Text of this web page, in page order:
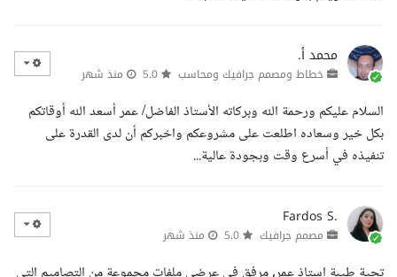
محمد أ.
خطاط ومصمم جرافيك ومحاسب منذ شهر
السلام عليكم ورحمة الله وبركاته الأستاذ الفاضل/ عمر أسعد الله أوقاتكم
بكل خير وسعاده اطلعت على مشروعكم واخبركم أن لدى القدرة على
تنفيذه في أسرع وقت وبجودة عالية...
Fardos S.
مصمم جرافيك منذ شهر